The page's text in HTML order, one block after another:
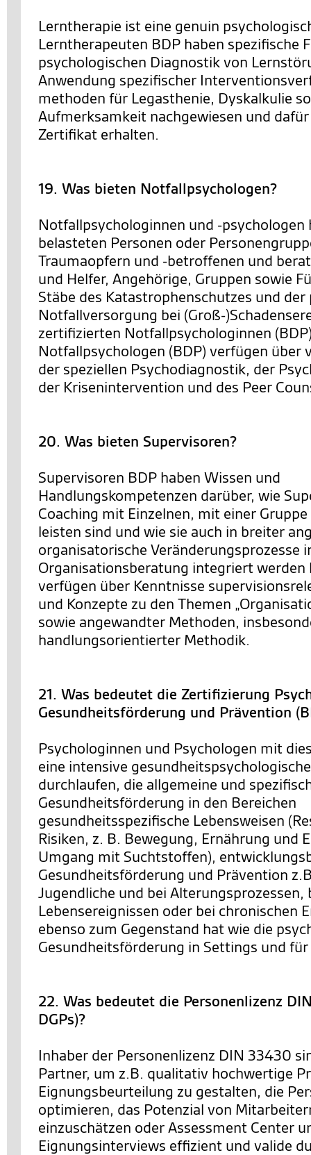
Lerntherapie ist eine genuin
Lerntherapeuten BDP haben spezifische
psychologischen Diagnostik von
Anwendung spezifischer
methoden für Legasthenie, Dyskalkulie
Aufmerksamkeit nachgewiesen und
Zertifikat erhalten.
19. Was bieten Notfallpsychologen?
Notfallpsychologinnen und -psychologen
belasteten Personen oder
Traumaopfern und -betroffenen und
und Helfer, Angehörige, Gruppen sowie
Stäbe des Katastrophenschutzes und der
Notfallversorgung bei (Groß-
zertifizierten Notfallpsychologinnen
Notfallpsychologen (BDP) verfügen über
der speziellen Psychodiagnostik, der
der Krisenintervention und des Peer
20. Was bieten Supervisoren?
Supervisoren BDP haben Wissen und
Handlungskompetenzen darüber, wie
Coaching mit Einzelnen, mit einer
leisten sind und wie sie auch in breiter
organisatorische Veränderungsprozesse
Organisationsberatung integriert werden
verfügen über Kenntnisse
und Konzepte zu den Themen
sowie angewandter Methoden,
handlungsorientierter Methodik.
21. Was bedeutet die Zertifizierung
Gesundheitsförderung und Prävention
Psychologinnen und Psychologen mit
eine intensive
durchlaufen, die allgemeine und
Gesundheitsförderung in den Bereichen
gesundheitsspezifische Lebensweisen
Risiken, z. B. Bewegung, Ernährung und
Umgang mit Suchtstoffen),
Gesundheitsförderung und Prävention
Jugendliche und bei Alterungsprozessen,
Lebensereignissen oder bei chronischen
ebenso zum Gegenstand hat wie die
Gesundheitsförderung in Settings und
22. Was bedeutet die Personenlizenz
DGPs)?
Inhaber der Personenlizenz DIN 33430
Partner, um z.B. qualitativ hochwertige
Eignungsbeurteilung zu gestalten, die
optimieren, das Potenzial von
einzuschätzen oder Assessment Center
Eignungsinterviews effizient und valide